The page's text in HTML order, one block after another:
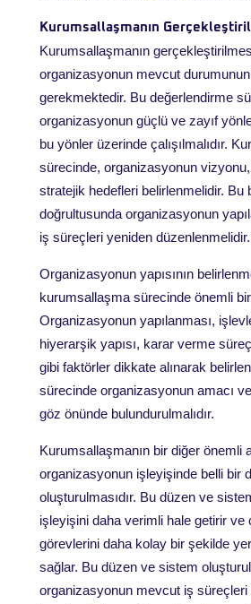
Kurumsallaşmanın
Kurumsallaşmanın
organizasyonun mevcut
gerekmektedir. Bu değerlendirme
organizasyonun güçlü ve zayıf
bu yönler üzerinde çalışılmalıdır.
sürecinde, organizasyonun
stratejik hedefleri belirlenmelidir. Bu
doğrultusunda organizasyonun
iş süreçleri yeniden düzenlenmelidir.
Organizasyonun yapısının
kurumsallaşma sürecinde önemli bir
Organizasyonun yapılanması,
hiyerarşik yapısı, karar verme
gibi faktörler dikkate alınarak
sürecinde organizasyonun amacı
göz önünde bulundurulmalıdır.
Kurumsallaşmanın bir diğer önemli
organizasyonun işleyişinde belli bir
oluşturulmasıdır. Bu düzen ve
işleyişini daha verimli hale getirir ve
görevlerini daha kolay bir şekilde
sağlar. Bu düzen ve sistem
organizasyonun mevcut iş süreçleri